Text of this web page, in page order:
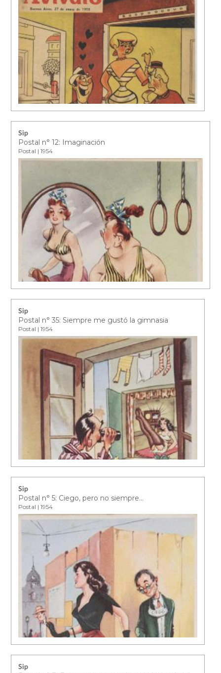
Sip
Postal n° 12: Imaginación
Postal | 1954
Sip
Postal n° 35: Siempre me gustó la gimnasia
Postal | 1954
Sip
Postal n° 5: Ciego, pero no siempre…
Postal | 1954
Sip